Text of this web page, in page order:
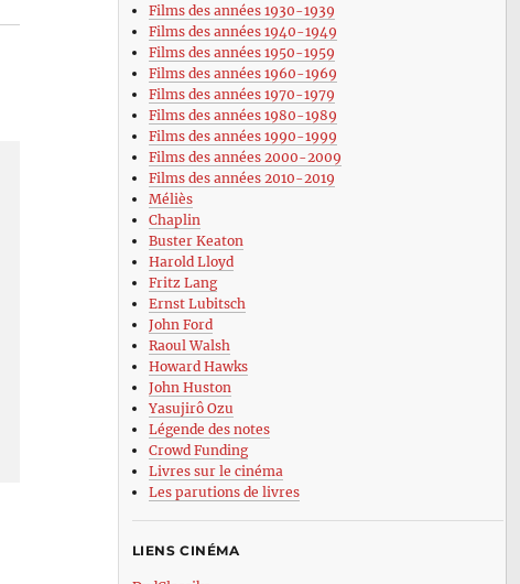
Films des années 1930-1939
Films des années 1940-1949
Films des années 1950-1959
Films des années 1960-1969
Films des années 1970-1979
Films des années 1980-1989
Films des années 1990-1999
Films des années 2000-2009
Films des années 2010-2019
Méliès
Chaplin
Buster Keaton
Harold Lloyd
Fritz Lang
Ernst Lubitsch
John Ford
Raoul Walsh
Howard Hawks
John Huston
Yasujirô Ozu
Légende des notes
Crowd Funding
Livres sur le cinéma
Les parutions de livres
LIENS CINÉMA